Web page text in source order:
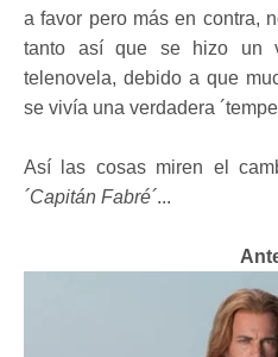
a favor pero más en contra,
tanto así que se hizo un
telenovela, debido a que
se vivía una verdadera
Así las cosas miren el
´Capitán Fabré´...